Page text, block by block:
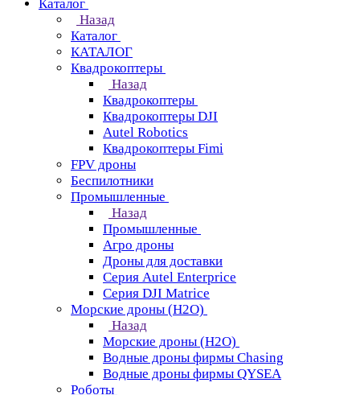
Каталог
Назад
Каталог
КАТАЛОГ
Квадрокоптеры
Назад
Квадрокоптеры
Квадрокоптеры DJI
Autel Robotics
Квадрокоптеры Fimi
FPV дроны
Беспилотники
Промышленные
Назад
Промышленные
Агро дроны
Дроны для доставки
Серия Autel Enterprice
Серия DJI Matrice
Морские дроны (H2O)
Назад
Морские дроны (H2O)
Водные дроны фирмы Chasing
Водные дроны фирмы QYSEA
Роботы